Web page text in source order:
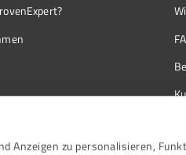
Anzeigen zu personalisieren,